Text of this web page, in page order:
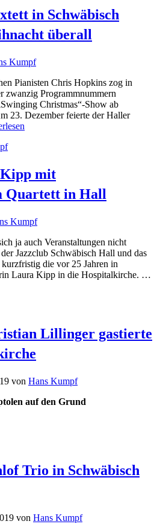
in Schwäbisch
überall
Kumpf
Pianisten Chris Hopkins zog in
zwanzig Programmnummern
Christmas“-Show ab
23. Dezember feierte der Haller
mit
Quartett in Hall
Kumpf
ja auch Veranstaltungen nicht
Jazzclub Schwäbisch Hall und das
die vor 25 Jahren in
Laura Kipp in die Hospitalkirche. …
Lillinger gastierte
von Hans Kumpf
auf den Grund
Trio in Schwäbisch
von Hans Kumpf